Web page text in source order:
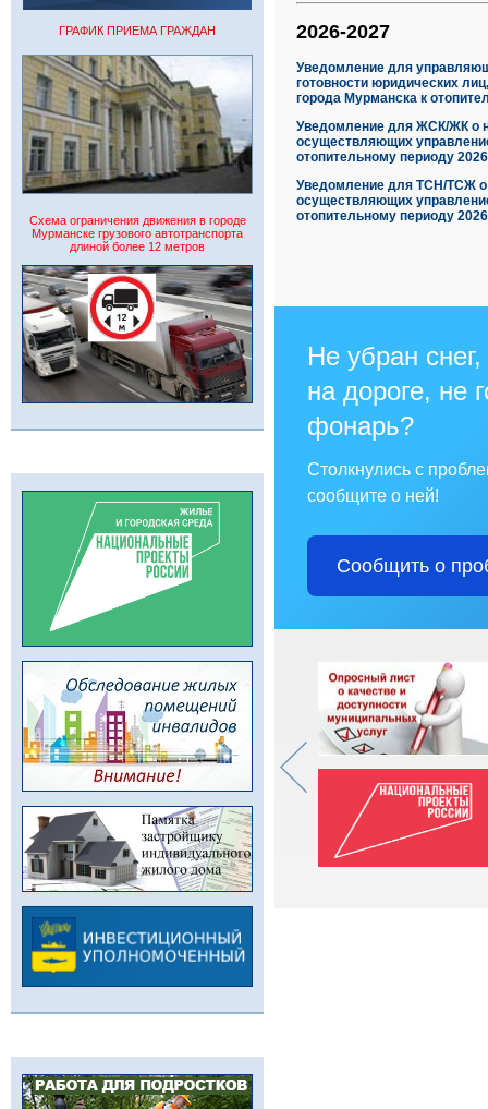
ГРАФИК ПРИЕМА ГРАЖДАН
Схема ограничения движения в городе
Мурманске грузового автотранспорта
длиной более 12 метров
2026-2027
Уведомление для
готовности юридических
города Мурманска к
Уведомление для ЖСК/ЖК о
осуществляющих
отопительному периоду
Уведомление для ТСН/ТСЖ о
осуществляющих
отопительному периоду
Не убран
на дороге, не
фонарь?
Столкнулись с
сообщите о ней!
Сообщить о